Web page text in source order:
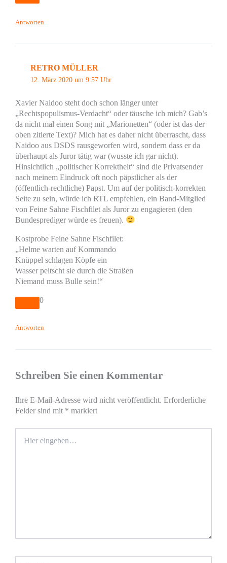
Antworten
RETRO MÜLLER
12. März 2020 um 9:57 Uhr
Xavier Naidoo steht doch schon länger unter
„Rechtspopulismus-Verdacht“ oder täusche ich mich? Gab’s
da nicht mal einen Song mit „Marionetten“ (oder ist das der
oben zitierte Text)? Mich hat es daher nicht überrascht, dass
Naidoo aus DSDS rausgeworfen wird, sondern dass er da
überhaupt als Juror tätig war (wusste ich gar nicht).
Hinsichtlich „politischer Korrektheit“ sind die Privatsender
nach meinem Eindruck oft noch päpstlicher als der
(öffentlich-rechtliche) Papst. Um auf der politisch-korrekten
Seite zu sein, würde ich RTL empfehlen, ein Band-Mitglied
von Feine Sahne Fischfilet als Juror zu engagieren (den
Bundesprediger würde es freuen).
Kostprobe Feine Sahne Fischfilet:
„Helme warten auf Kommando
Knüppel schlagen Köpfe ein
Wasser peitscht sie durch die Straßen
Niemand muss Bulle sein!“
0
Antworten
Schreiben Sie einen Kommentar
Ihre E-Mail-Adresse wird nicht veröffentlicht. Erforderliche
Felder sind mit * markiert
eingeben…